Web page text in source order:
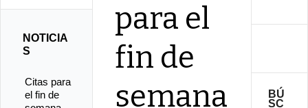
para el
fin de
semana
BÚ
SC
NOTICIA
S
Citas para
el fin de